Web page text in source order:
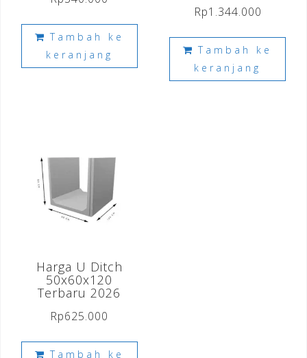
Tambah ke
keranjang
Rp1.344.000
Tambah ke
keranjang
Harga U Ditch
50x60x120
Terbaru 2026
Rp625.000
Tambah ke